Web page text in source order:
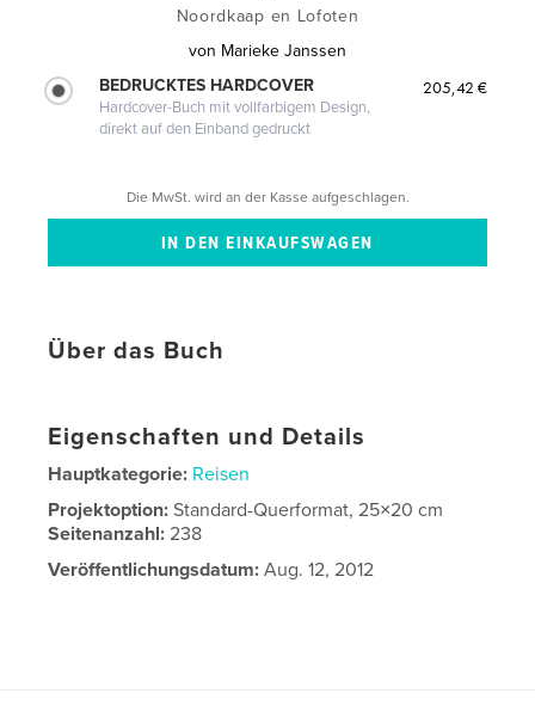
Noordkaap en Lofoten
von Marieke Janssen
BEDRUCKTES HARDCOVER
Hardcover-Buch mit vollfarbigem Design,
direkt auf den Einband gedruckt
205,42 €
Die MwSt. wird an der Kasse aufgeschlagen.
Über das Buch
Eigenschaften und Details
Hauptkategorie: Reisen
Projektoption:Standard-Querformat, 25×20 cm
Seitenanzahl:238
Veröffentlichungsdatum: Aug. 12, 2012